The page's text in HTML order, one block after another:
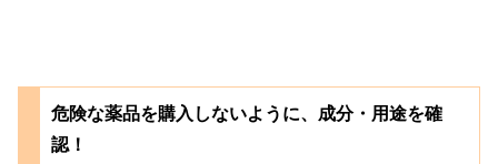
危険な薬品を購入しないように、成分・用途を確
認！